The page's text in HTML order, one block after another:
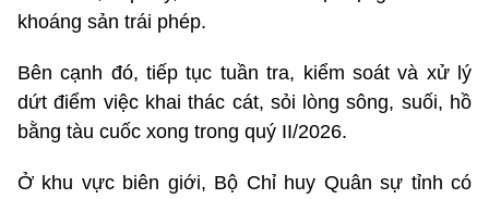
khoáng sản trái phép.
Bên cạnh đó, tiếp tục tuần tra, kiểm soát và xử lý
dứt điểm việc khai thác cát, sỏi lòng sông, suối, hồ
bằng tàu cuốc xong trong quý II/2026.
Ở khu vực biên giới, Bộ Chỉ huy Quân sự tỉnh có